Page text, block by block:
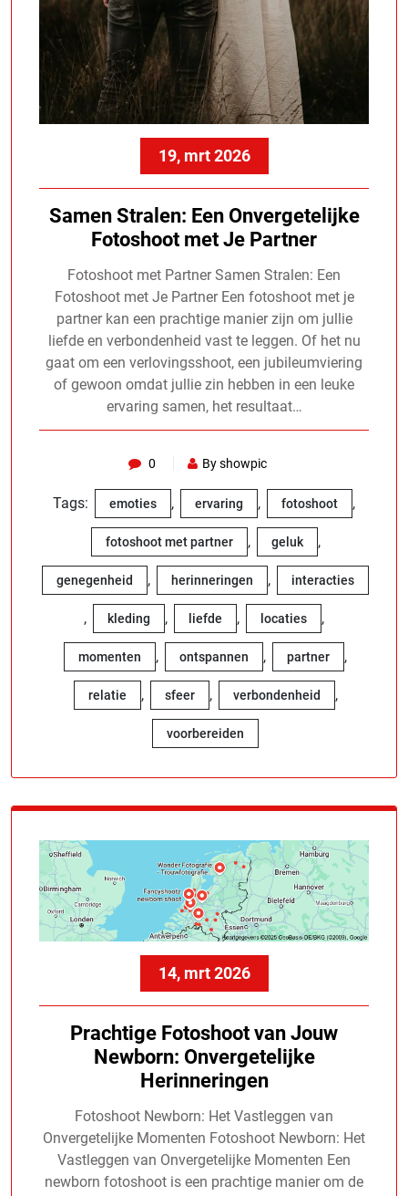
19, mrt 2026
Samen Stralen: Een Onvergetelijke
Fotoshoot met Je Partner
Fotoshoot met Partner Samen Stralen: Een
Fotoshoot met Je Partner Een fotoshoot met je
partner kan een prachtige manier zijn om jullie
liefde en verbondenheid vast te leggen. Of het nu
gaat om een verlovingsshoot, een jubileumviering
of gewoon omdat jullie zin hebben in een leuke
ervaring samen, het resultaat…
0 By showpic
Tags: emoties , ervaring , fotoshoot ,
fotoshoot met partner , geluk ,
genegenheid , herinneringen , interacties
, kleding , liefde , locaties ,
momenten , ontspannen , partner ,
relatie , sfeer , verbondenheid ,
voorbereiden
14, mrt 2026
Prachtige Fotoshoot van Jouw
Newborn: Onvergetelijke
Herinneringen
Fotoshoot Newborn: Het Vastleggen van
Onvergetelijke Momenten Fotoshoot Newborn: Het
Vastleggen van Onvergetelijke Momenten Een
newborn fotoshoot is een prachtige manier om de